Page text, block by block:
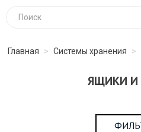
Главная > Системы хранения >
ЯЩИКИ И